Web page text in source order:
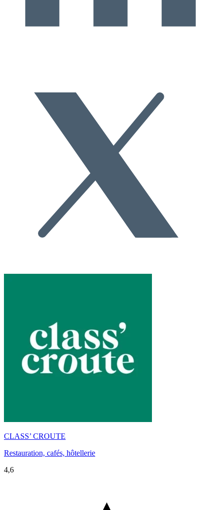
CLASS’ CROUTE
Restauration, cafés, hôtellerie
4,6